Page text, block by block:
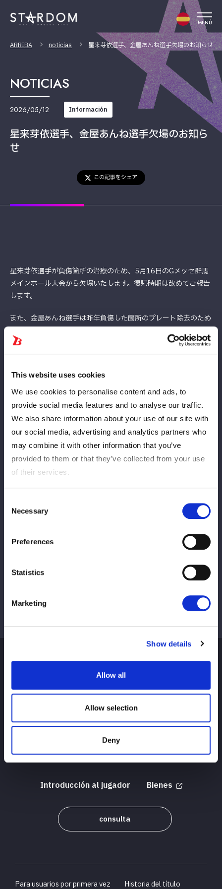
This website uses cookies
We use cookies to personalise content and ads, to
provide social media features and to analyse our traffic.
We also share information about your use of our site with
our social media, advertising and analytics partners who
may combine it with other information that you’ve
provided to them or that they’ve collected from your use
of their services.
Selection
Necessary
Preferences
Statistics
Marketing
Show details
Allow all
Allow selection
Deny
MENÚ
ARRIBA noticias 星来芽依選手、金屋あんね選手欠場のお知らせ
NOTICIAS
2026/05/12 Información
星来芽依選手、金屋あんね選手欠場のお知ら
せ
この記事をシェア
星来芽依選手が負傷箇所の治療のため、5月16日のGメッセ群馬
メインホール大会から欠場いたします。復帰時期は改めてご報告
します。
また、金屋あんね選手は昨年負傷した箇所のプレート除去のため
場となる見込みで、復帰時期は改めてご報告いたします。
ご迷惑をおかけしますが、何卒ご理解の程よろしくお願いいたし
ます。
Resultados del torneo
Introducción al jugador Bienes
consulta
Para usuarios por primera vez Historia del título